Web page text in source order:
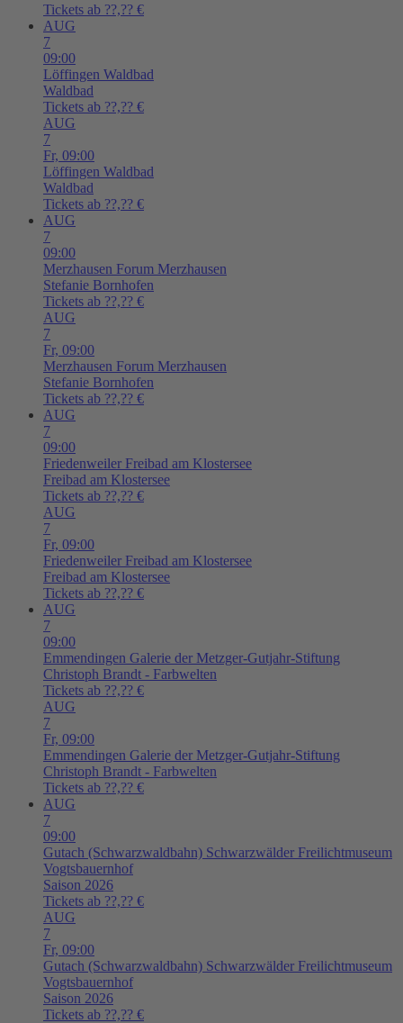
Tickets ab ??,?? €
AUG
7
09:00
Löffingen Waldbad
Waldbad
Tickets ab ??,?? €
AUG
7
Fr, 09:00
Löffingen Waldbad
Waldbad
Tickets ab ??,?? €
AUG
7
09:00
Merzhausen Forum Merzhausen
Stefanie Bornhofen
Tickets ab ??,?? €
AUG
7
Fr, 09:00
Merzhausen Forum Merzhausen
Stefanie Bornhofen
Tickets ab ??,?? €
AUG
7
09:00
Friedenweiler Freibad am Klostersee
Freibad am Klostersee
Tickets ab ??,?? €
AUG
7
Fr, 09:00
Friedenweiler Freibad am Klostersee
Freibad am Klostersee
Tickets ab ??,?? €
AUG
7
09:00
Emmendingen Galerie der Metzger-Gutjahr-Stiftung
Christoph Brandt - Farbwelten
Tickets ab ??,?? €
AUG
7
Fr, 09:00
Emmendingen Galerie der Metzger-Gutjahr-Stiftung
Christoph Brandt - Farbwelten
Tickets ab ??,?? €
AUG
7
09:00
Gutach (Schwarzwaldbahn) Schwarzwälder Freilichtmuseum
Vogtsbauernhof
Saison 2026
Tickets ab ??,?? €
AUG
7
Fr, 09:00
Gutach (Schwarzwaldbahn) Schwarzwälder Freilichtmuseum
Vogtsbauernhof
Saison 2026
Tickets ab ??,?? €